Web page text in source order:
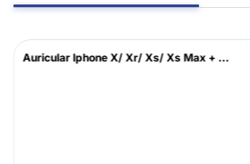
Auricular Iphone X/ Xr/ Xs/ Xs Max + ...